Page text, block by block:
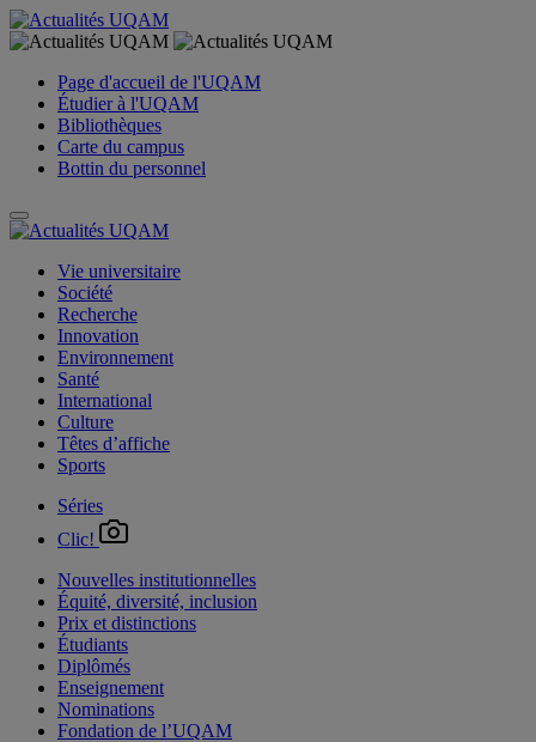
Page d'accueil de l'UQAM
Étudier à l'UQAM
Bibliothèques
Carte du campus
Bottin du personnel
Vie universitaire
Société
Recherche
Innovation
Environnement
Santé
International
Culture
Têtes d’affiche
Sports
Séries
Clic!
Nouvelles institutionnelles
Équité, diversité, inclusion
Prix et distinctions
Étudiants
Diplômés
Enseignement
Nominations
Fondation de l’UQAM